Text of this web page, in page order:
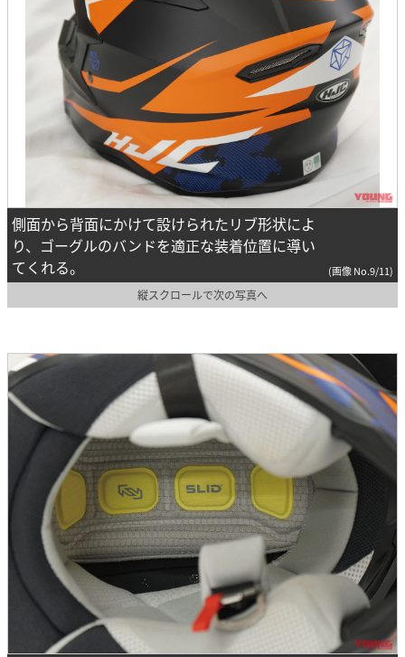
側面から背面にかけて設けられたリブ形状によ
り、ゴーグルのバンドを適正な装着位置に導い
てくれる。
(画像 No.9/11)
縦スクロールで次の写真へ